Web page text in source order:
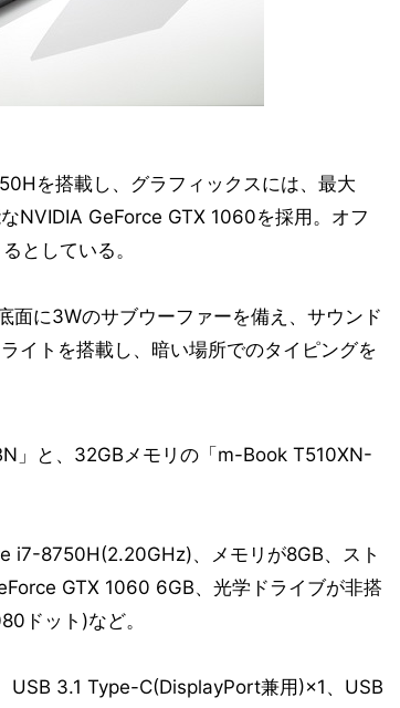
を搭載し、グラフィックスには、最大
NVIDIA GeForce GTX 1060を採用。オフ
としている。
面に3Wのサブウーファーを備え、サウンド
イトを搭載し、暗い場所でのタイピングを
」と、32GBメモリの「m-Book T510XN-
i7-8750H(2.20GHz)、メモリが8GB、スト
GTX 1060 6GB、光学ドライブが非搭
ドット)など。
USB 3.1 Type-C(DisplayPort兼用)×1、USB